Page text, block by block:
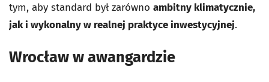
tym, aby standard był zarówno ambitny klimatycznie,
jak i wykonalny w realnej praktyce inwestycyjnej.
Wrocław w awangardzie